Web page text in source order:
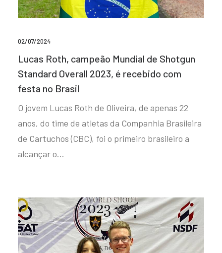
02/07/2024
Lucas Roth, campeão Mundial de Shotgun
Standard Overall 2023, é recebido com
festa no Brasil
O jovem Lucas Roth de Oliveira, de apenas 22
anos, do time de atletas da Companhia Brasileira
de Cartuchos (CBC), foi o primeiro brasileiro a
alcançar o…